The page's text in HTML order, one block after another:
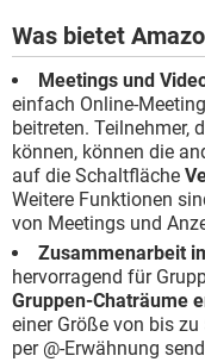
Was bietet
Meetings und
einfach Online-
beitreten. Teilnehmer,
können, können die
auf die Schaltfläche
Weitere Funktionen
von Meetings und
Zusammenarbeit
hervorragend für
Gruppen-Chaträume
einer Größe von bis
per @-Erwähnung